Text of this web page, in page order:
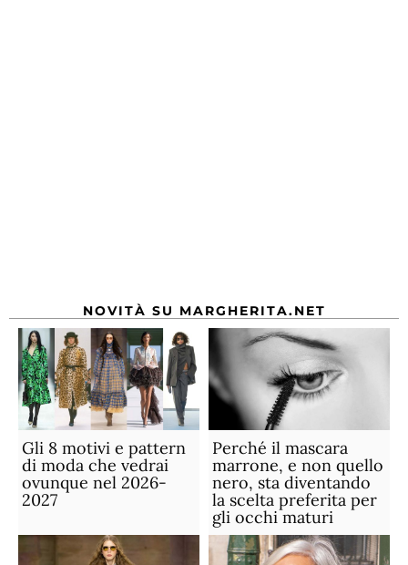
NOVITÀ SU MARGHERITA.NET
Gli 8 motivi e pattern
di moda che vedrai
ovunque nel 2026-
2027
Perché il mascara
marrone, e non quello
nero, sta diventando
la scelta preferita per
gli occhi maturi